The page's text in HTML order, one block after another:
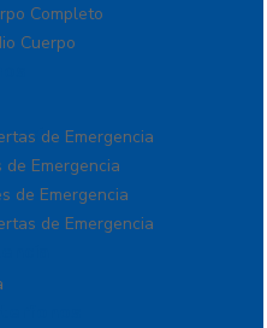
Completo
Cuerpo
de Emergencia
Emergencia
de Emergencia
de Emergencia